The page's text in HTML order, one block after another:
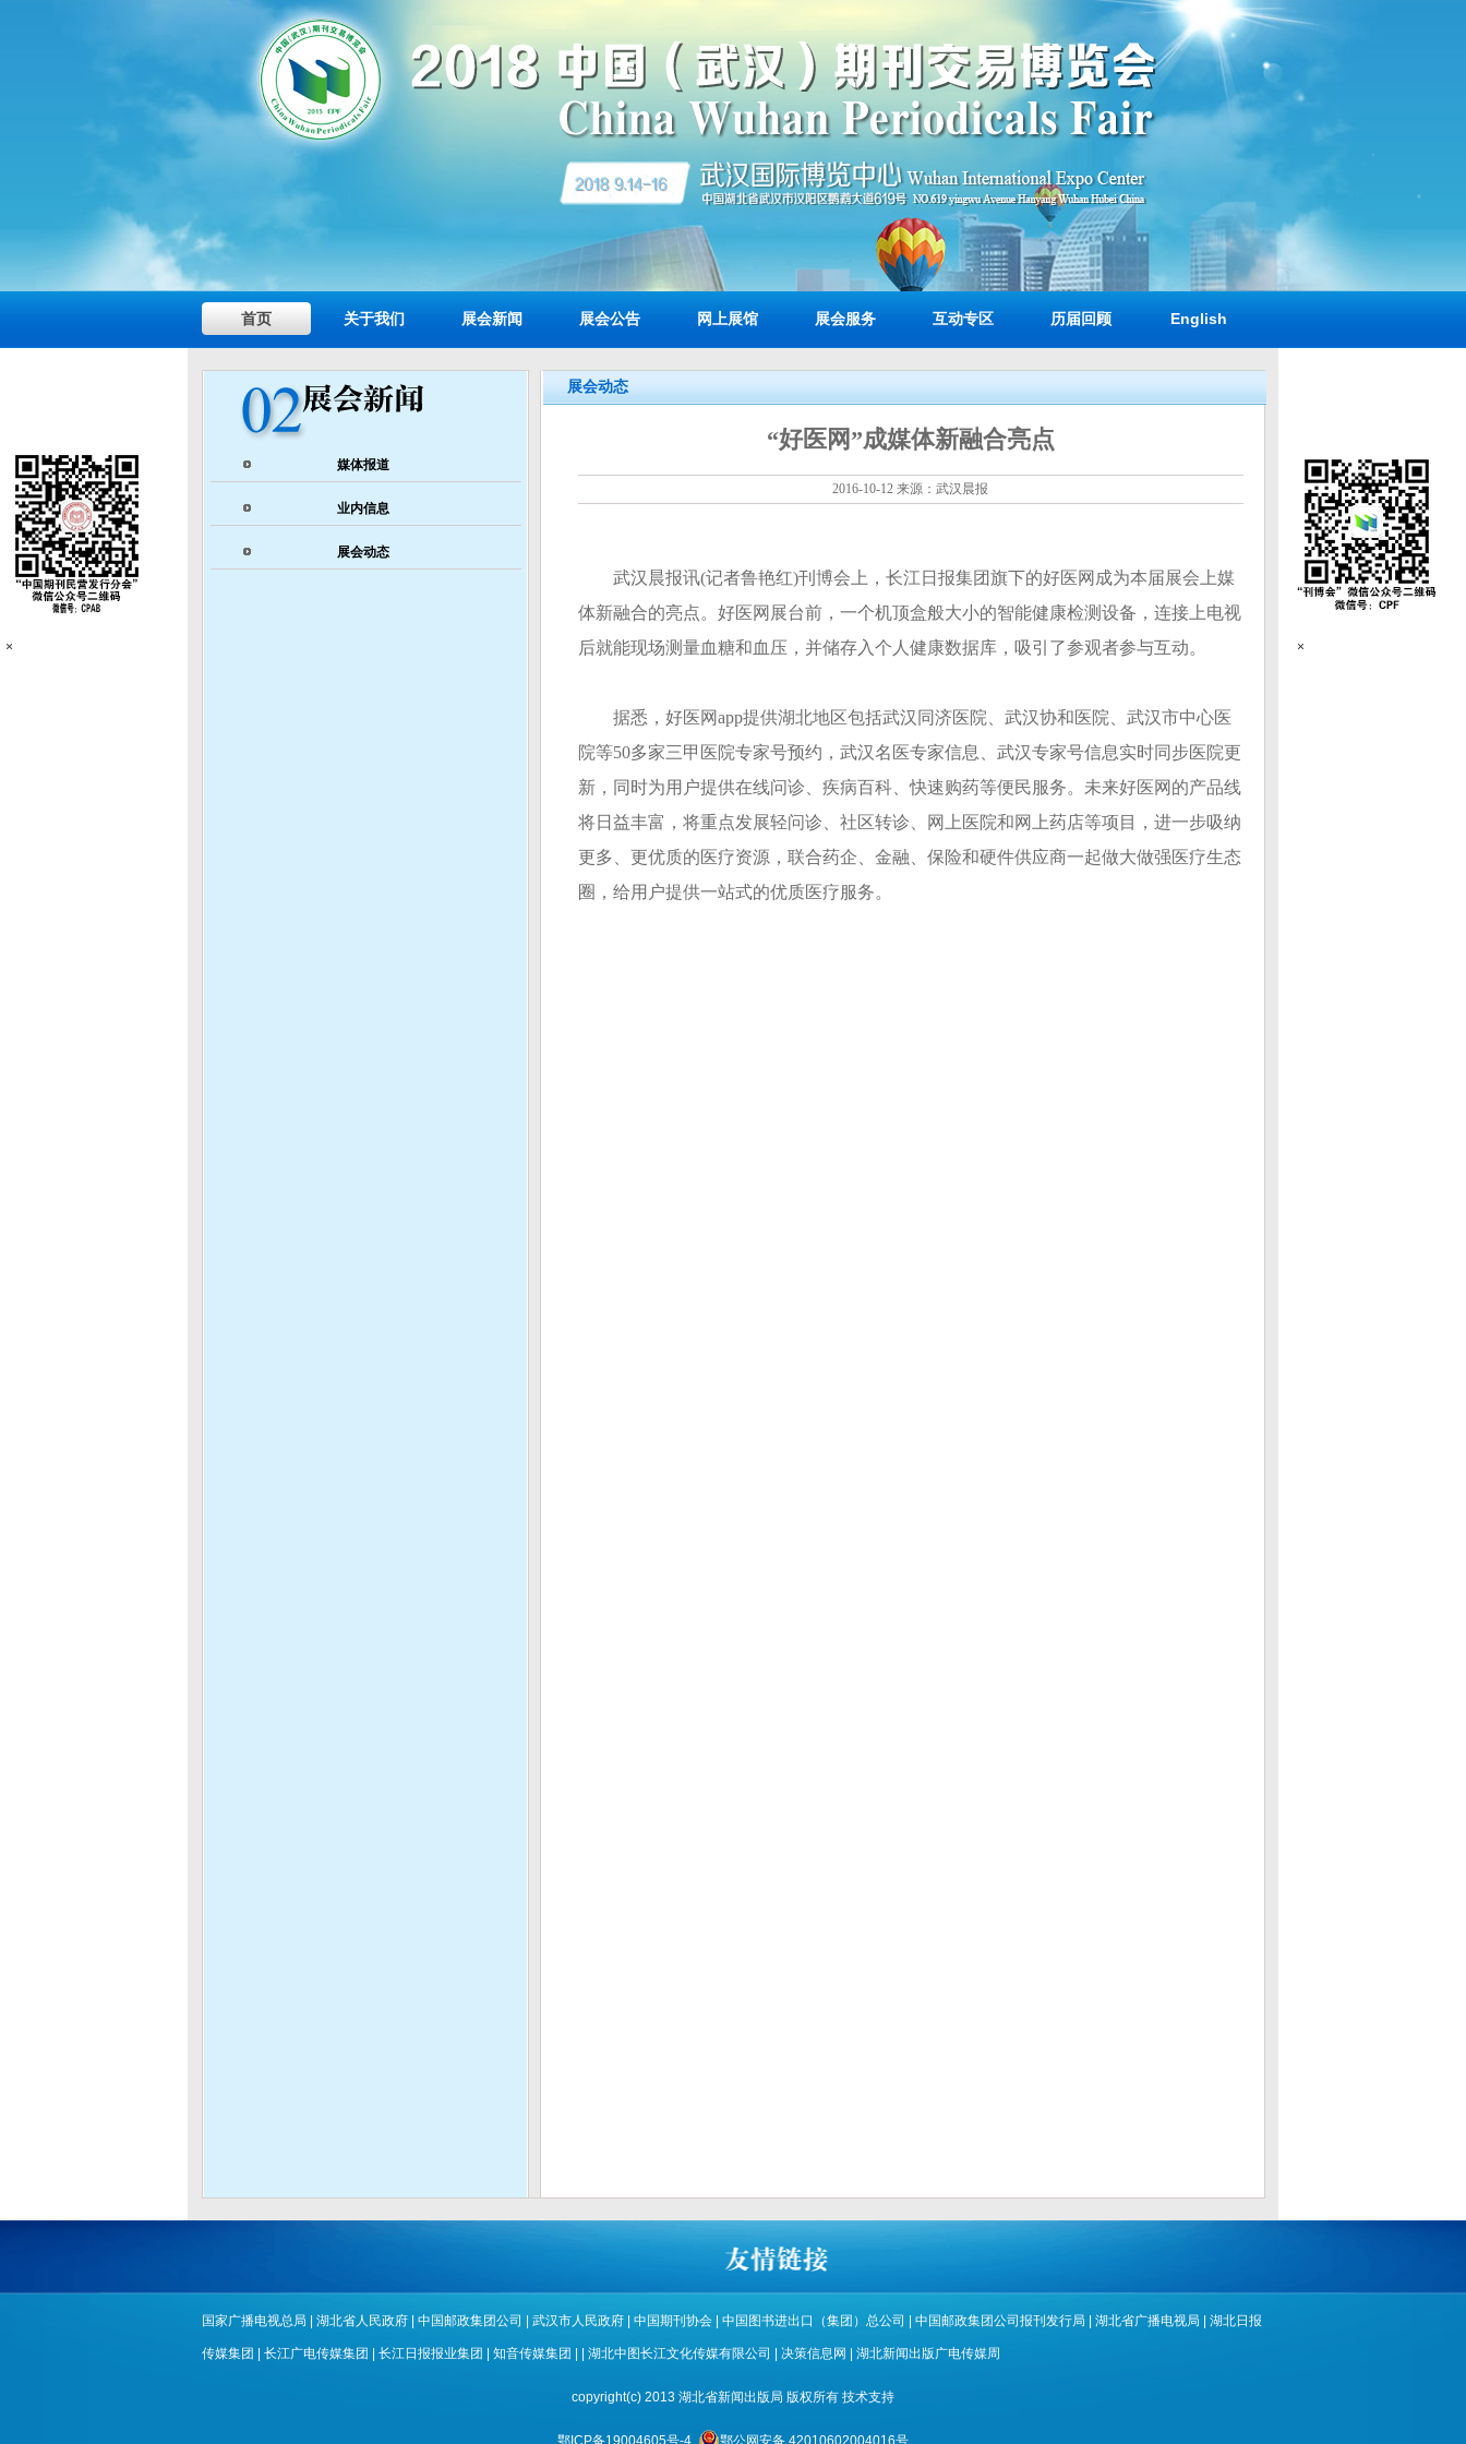
× ×
首页 关于我们 展会新闻 展会公告 网上展馆 展会服务 互动专区 历届回顾 English
媒体报道
业内信息
展会动态
展会动态
“好医网”成媒体新融合亮点
2016-10-12 来源：武汉晨报
武汉晨报讯(记者鲁艳红)刊博会上，长江日报集团旗下的好医网成为本届展会上媒
体新融合的亮点。好医网展台前，一个机顶盒般大小的智能健康检测设备，连接上电视
后就能现场测量血糖和血压，并储存入个人健康数据库，吸引了参观者参与互动。
据悉，好医网app提供湖北地区包括武汉同济医院、武汉协和医院、武汉市中心医
院等50多家三甲医院专家号预约，武汉名医专家信息、武汉专家号信息实时同步医院更
新，同时为用户提供在线问诊、疾病百科、快速购药等便民服务。未来好医网的产品线
将日益丰富，将重点发展轻问诊、社区转诊、网上医院和网上药店等项目，进一步吸纳
更多、更优质的医疗资源，联合药企、金融、保险和硬件供应商一起做大做强医疗生态
圈，给用户提供一站式的优质医疗服务。
国家广播电视总局 湖北省人民政府| 中国邮政集团公司 武汉市人民政府| 中国期刊协会| 中国图书进出口（集团）总公司 中国邮政集团公司报刊发行局 湖北省广播电视局 湖北日报
传媒集团 长江广电传媒集团 长江日报报业集团 知音传媒集团 湖北中图长江文化传媒有限公司 决策信息网 湖北新闻出版广电传媒周
copyright(c) 2013 湖北省新闻出版局 版权所有 技术支持
鄂ICP备19004605号-4 鄂公网安备 42010602004016号